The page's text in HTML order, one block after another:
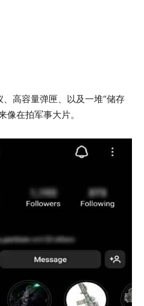
高容量弹匣、以及一堆“储存
像在拍军事大片。